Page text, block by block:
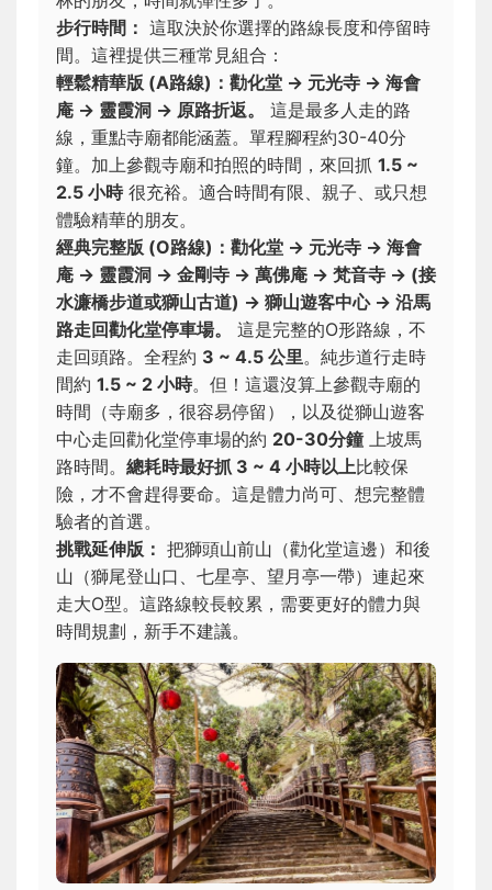
步行時間： 這取決於你選擇的路線長度和停留時
間。這裡提供三種常見組合：
輕鬆精華版 (A路線)：勸化堂 → 元光寺 → 海會
庵 → 靈霞洞 → 原路折返。
這是最多人走的路
線，重點寺廟都能涵蓋。單程腳程約30-40分
鐘。加上參觀寺廟和拍照的時間，來回抓 1.5 ~
2.5 小時很充裕。適合時間有限、親子、或只想
體驗精華的朋友。
經典完整版 (O路線)：勸化堂 → 元光寺 → 海會
庵 → 靈霞洞 → 金剛寺 → 萬佛庵 → 梵音寺 → (接
水濂橋步道或獅山古道) → 獅山遊客中心 → 沿馬
路走回勸化堂停車場。
這是完整的O形路線，不
走回頭路。全程約 3 ~ 4.5 公里。純步道行走時
間約 1.5 ~ 2 小時。但！這還沒算上參觀寺廟的
時間（寺廟多，很容易停留），以及從獅山遊客
中心走回勸化堂停車場的約 20-30分鐘上坡馬
路時間。 總耗時最好抓 3 ~ 4 小時以上比較保
險，才不會趕得要命。這是體力尚可、想完整體
驗者的首選。
挑戰延伸版： 把獅頭山前山（勸化堂這邊）和後
山（獅尾登山口、七星亭、望月亭一帶）連起來
走大O型。這路線較長較累，需要更好的體力與
時間規劃，新手不建議。